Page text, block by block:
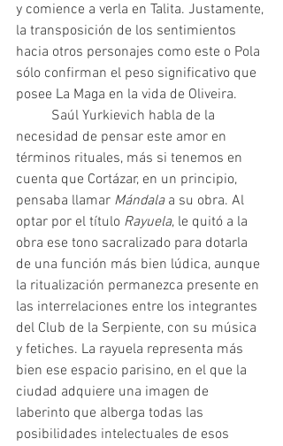
y comience a verla en Talita. Justamente,
la transposición de los sentimientos
hacia otros personajes como este o Pola
sólo confirman el peso significativo que
posee La Maga en la vida de Oliveira.
necesidad de pensar este amor en
términos rituales, más si tenemos en
cuenta que Cortázar, en un principio,
pensaba llamar Mándala a su obra. Al
optar por el título Rayuela, le quitó a la
obra ese tono sacralizado para dotarla
de una función más bien lúdica, aunque
la ritualización permanezca presente en
las interrelaciones entre los integrantes
del Club de la Serpiente, con su música
y fetiches. La rayuela representa más
bien ese espacio parisino, en el que la
ciudad adquiere una imagen de
laberinto que alberga todas las
posibilidades intelectuales de esos